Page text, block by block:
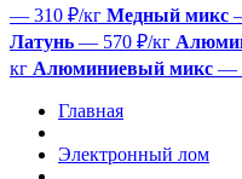
— 310 ₽/кг Медный микс
Латунь — 570 ₽/кг
кг Алюминиевый микс —
Главная
Электронный лом